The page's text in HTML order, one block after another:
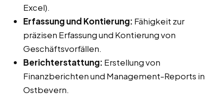
Excel).
Erfassung und Kontierung: Fähigkeit zur
präzisen Erfassung und Kontierung von
Geschäftsvorfällen.
Berichterstattung: Erstellung von
Finanzberichten und Management-Reports in
Ostbevern.